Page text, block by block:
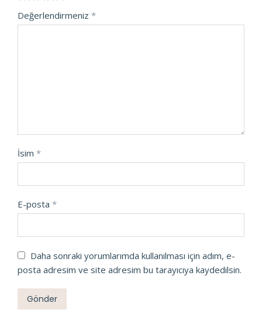
Değerlendirmeniz *
İsim *
E-posta *
Daha sonraki yorumlarımda kullanılması için adım, e-
posta adresim ve site adresim bu tarayıcıya kaydedilsin.